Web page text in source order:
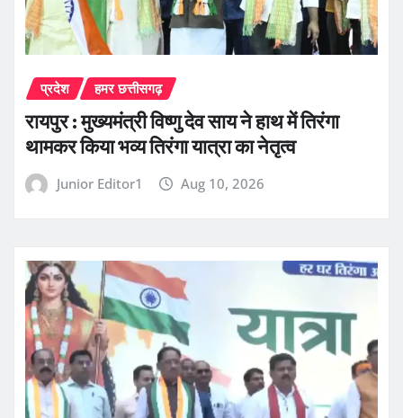
प्रदेश हमर छत्तीसगढ़
रायपुर : मुख्यमंत्री विष्णु देव साय ने हाथ में तिरंगा
थामकर किया भव्य तिरंगा यात्रा का नेतृत्व
Junior Editor1 Aug 10, 2026